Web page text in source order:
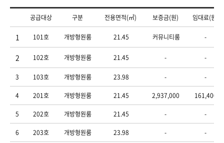
공급대상 구분 전용면적(㎡) 보증금(원) 임대료(원)
1 101호 개방형원룸 21.45 커뮤니티룸 -
2 102호 개방형원룸 21.45 - -
3 103호 개방형원룸 23.98 - -
4 201호 개방형원룸 21.45 2,937,000 161,400
5 202호 개방형원룸 21.45 - -
6 203호 개방형원룸 23.98 - -